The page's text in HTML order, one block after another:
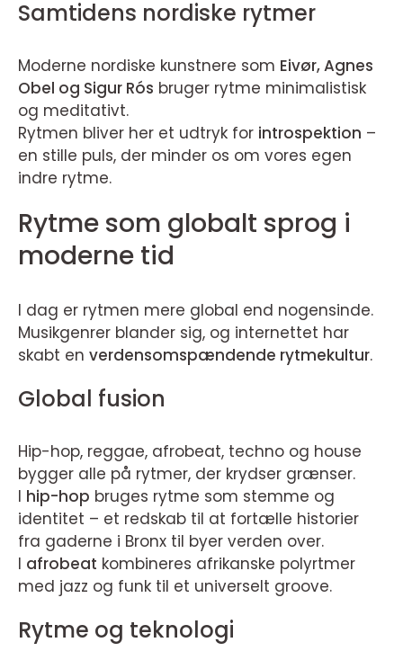
Samtidens nordiske rytmer
Moderne nordiske kunstnere som Eivør, Agnes
Obel og Sigur Rós bruger rytme minimalistisk
og meditativt.
Rytmen bliver her et udtryk for introspektion –
en stille puls, der minder os om vores egen
indre rytme.
Rytme som globalt sprog i
moderne tid
I dag er rytmen mere global end nogensinde.
Musikgenrer blander sig, og internettet har
skabt en verdensomspændende rytmekultur.
Global fusion
Hip-hop, reggae, afrobeat, techno og house
bygger alle på rytmer, der krydser grænser.
I hip-hop bruges rytme som stemme og
identitet – et redskab til at fortælle historier
fra gaderne i Bronx til byer verden over.
I afrobeat kombineres afrikanske polyrtmer
med jazz og funk til et universelt groove.
Rytme og teknologi